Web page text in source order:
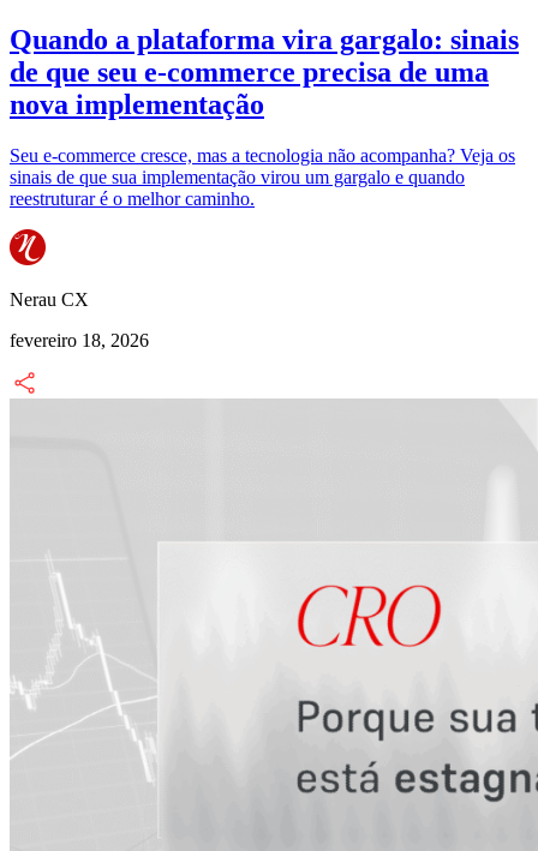
Quando a plataforma vira gargalo: sinais
de que seu e-commerce precisa de uma
nova implementação
Seu e-commerce cresce, mas a tecnologia não acompanha? Veja os
sinais de que sua implementação virou um gargalo e quando
reestruturar é o melhor caminho.
Nerau CX
fevereiro 18, 2026